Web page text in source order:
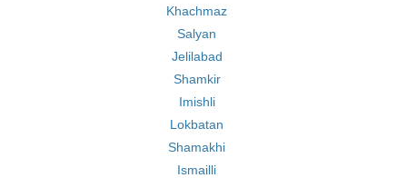
Khachmaz
Salyan
Jelilabad
Shamkir
Imishli
Lokbatan
Shamakhi
Ismailli